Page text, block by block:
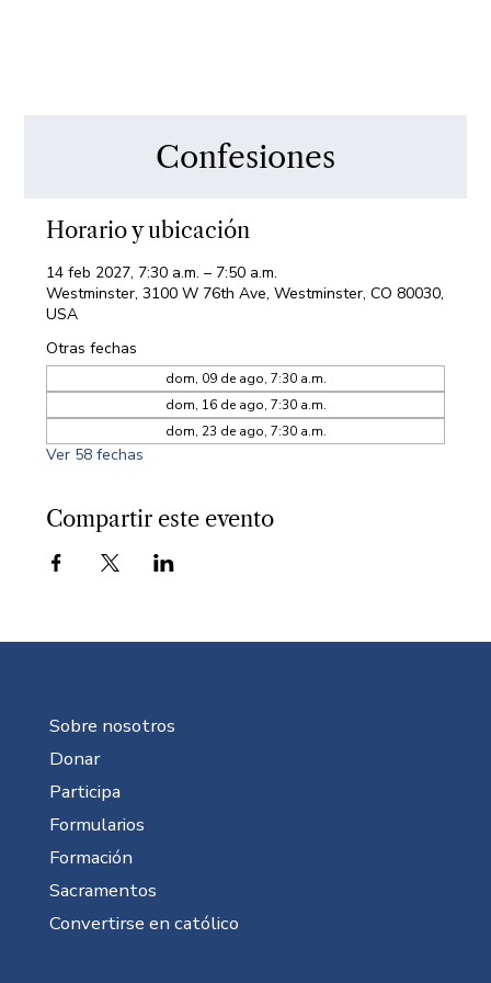
Confesiones
Horario y ubicación
14 feb 2027, 7:30 a.m. – 7:50 a.m.
Westminster, 3100 W 76th Ave, Westminster, CO 80030,
USA
Otras fechas
dom, 09 de ago, 7:30 a.m.
dom, 16 de ago, 7:30 a.m.
dom, 23 de ago, 7:30 a.m.
Ver 58 fechas
Compartir este evento
Sobre nosotros
Donar
Participa
Formularios
Formación
Sacramentos
Convertirse en católico